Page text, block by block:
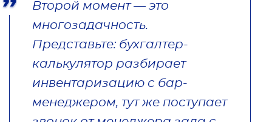
Второй момент — это
многозадачность.
Представьте: бухгалтер-
калькулятор разбирает
инвентаризацию с бар-
менеджером, тут же поступает